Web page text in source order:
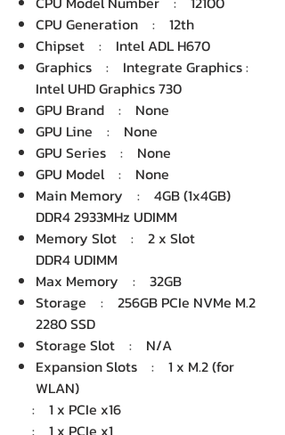
CPU Generation : 12th
Chipset : Intel ADL H670
Graphics : Integrate Graphics :
Intel UHD Graphics 730
GPU Brand : None
GPU Line : None
GPU Series : None
GPU Model : None
Main Memory : 4GB (1x4GB)
DDR4 2933MHz UDIMM
Memory Slot : 2 x Slot
DDR4 UDIMM
Max Memory : 32GB
Storage : 256GB PCIe NVMe M.2
2280 SSD
Storage Slot : N/A
Expansion Slots : 1 x M.2 (for
WLAN)
: 1 x PCIe x16
: 1 x PCIe x1